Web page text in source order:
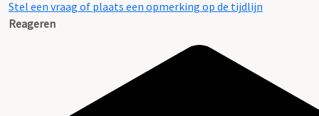
Stel een vraag of plaats een opmerking op de tijdlijn
Reageren